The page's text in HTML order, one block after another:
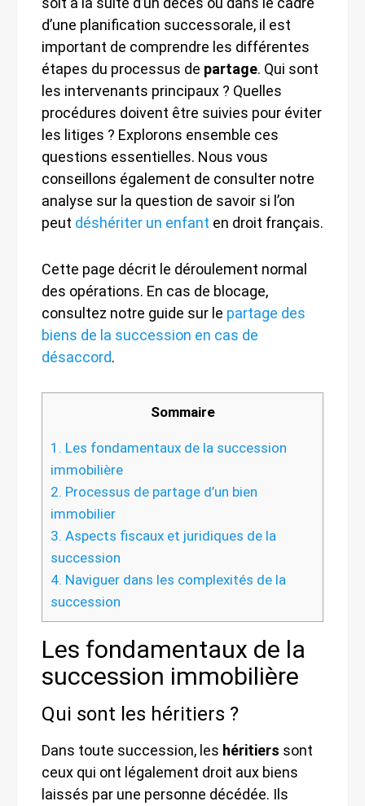
d’une planification successorale, il est
important de comprendre les différentes
étapes du processus de partage. Qui sont
les intervenants principaux ? Quelles
procédures doivent être suivies pour éviter
les litiges ? Explorons ensemble ces
questions essentielles. Nous vous
conseillons également de consulter notre
analyse sur la question de savoir si l’on
peut déshériter un enfant en droit français.
Cette page décrit le déroulement normal
des opérations. En cas de blocage,
consultez notre guide sur le partage des
biens de la succession en cas de
désaccord.
Sommaire
1. Les fondamentaux de la succession
immobilière
2. Processus de partage d’un bien
immobilier
3. Aspects fiscaux et juridiques de la
succession
4. Naviguer dans les complexités de la
succession
Les fondamentaux de la
succession immobilière
Qui sont les héritiers ?
Dans toute succession, les héritiers sont
ceux qui ont légalement droit aux biens
laissés par une personne décédée. Ils